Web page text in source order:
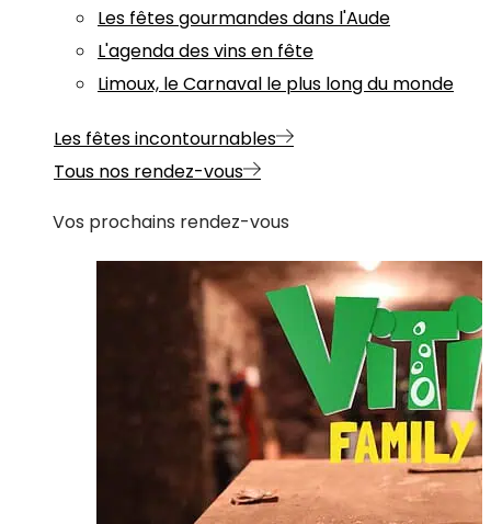
Les fêtes gourmandes dans l'Aude
L'agenda des vins en fête
Limoux, le Carnaval le plus long du monde
Les fêtes incontournables
Tous nos rendez-vous
Vos prochains rendez-vous